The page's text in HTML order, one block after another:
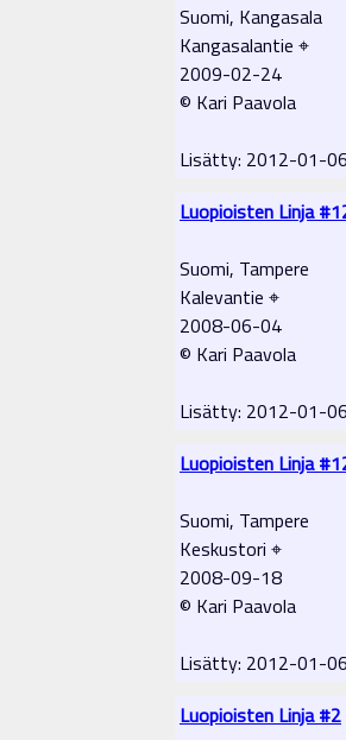
Suomi, Kangasala
Kangasalantie ⌖
2009-02-24
© Kari Paavola
Lisätty: 2012-01-
Luopioisten Linja
Suomi, Tampere
Kalevantie ⌖
2008-06-04
© Kari Paavola
Lisätty: 2012-01-
Luopioisten Linja
Suomi, Tampere
Keskustori ⌖
2008-09-18
© Kari Paavola
Lisätty: 2012-01-
Luopioisten Linja #2